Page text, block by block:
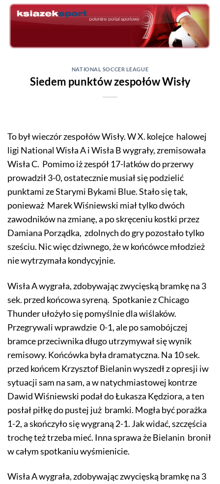
Skip
NATIONAL SOCCER LEAGUE
Siedem punktów zespołów Wisły
To był wieczór zespołów Wisły. W X. kolejce halowej
ligi National Wisła A i Wisła B wygrały, zremisowała
Wisła C. Pomimo iż zespół 17-latków do przerwy
prowadził 3-0, ostatecznie musiał się podzielić
punktami ze Starymi Bykami Blue. Stało się tak,
ponieważ Marek Wiśniewski miał tylko dwóch
zawodników na zmianę, a po skręceniu kostki przez
Damiana Porządka, zdolnych do gry pozostało tylko
sześciu. Nic więc dziwnego, że w końcówce młodzież
nie wytrzymała kondycyjnie.
Wisła A wygrała, zdobywając zwycięską bramkę na 3
sek. przed końcowa syreną. Spotkanie z Chicago
Thunder ułożyło się pomyślnie dla wiślaków.
Przegrywali wprawdzie 0-1, ale po samobójczej
bramce przeciwnika długo utrzymywał się wynik
remisowy. Końcówka była dramatyczna. Na 10 sek.
przed końcem Krzysztof Bielanin wyszedł z opresji iw
sytuacji sam na sam, a w natychmiastowej kontrze
Dawid Wiśniewski podał do Łukasza Kędziora, a ten
posłał piłkę do pustej już bramki. Mogła być porażka
1-2, a skończyło się wygraną 2-1. Jak widać, szczęścia
trochę też trzeba mieć. Inna sprawa że Bielanin bronił
w całym spotkaniu wyśmienicie.
Wisła A wygrała, zdobywając zwycięską bramkę na 3